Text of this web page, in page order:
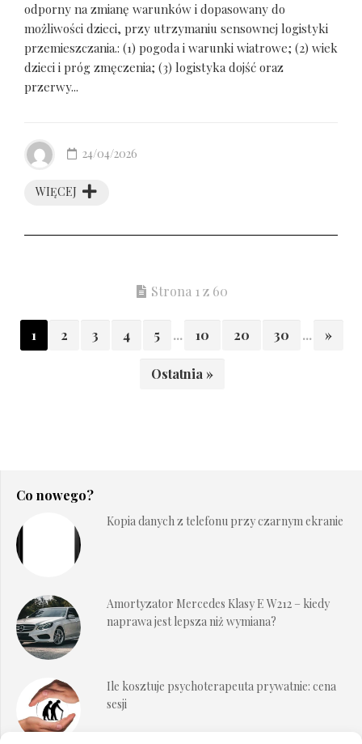
odporny na zmianę warunków i dopasowany do
możliwości dzieci, przy utrzymaniu sensownej logistyki
przemieszczania.: (1) pogoda i warunki wiatrowe; (2) wiek
dzieci i próg zmęczenia; (3) logistyka dojść oraz
przerwy...
WIĘCEJ
24/04/2026
Strona 1 z 60
1 2 3 4 5 ... 10 20 30 ... »
Ostatnia »
Co nowego?
Kopia danych z telefonu przy czarnym ekranie
Amortyzator Mercedes Klasy E W212 – kiedy
naprawa jest lepsza niż wymiana?
Ile kosztuje psychoterapeuta prywatnie: cena
sesji